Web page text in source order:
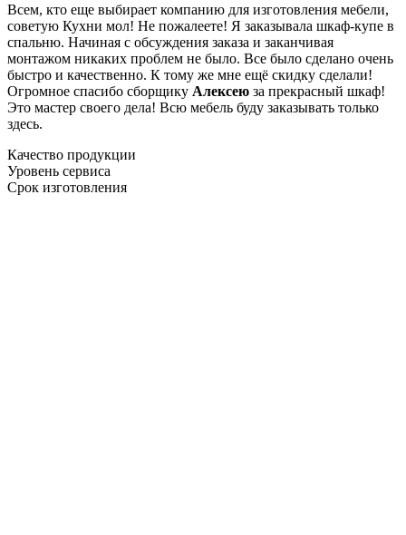
Всем, кто еще выбирает компанию для изготовления мебели,
советую Кухни мол! Не пожалеете! Я заказывала шкаф-купе в
спальню. Начиная с обсуждения заказа и заканчивая
монтажом никаких проблем не было. Все было сделано очень
быстро и качественно. К тому же мне ещё скидку сделали!
Огромное спасибо сборщику Алексею за прекрасный шкаф!
Это мастер своего дела! Всю мебель буду заказывать только
здесь.
Качество продукции
Уровень сервиса
Срок изготовления